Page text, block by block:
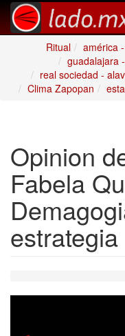
Ritual
américa
guadalajara
real sociedad -
Clima Zapopan
Opinion
Fabela
estrategia